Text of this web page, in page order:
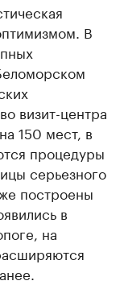
В
визит-центра
150 мест, в
процедуры
серьезного
построены
в
на